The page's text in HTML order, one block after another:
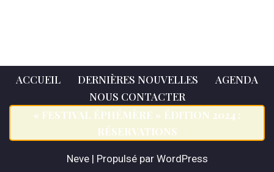
ACCUEIL DERNIÈRES NOUVELLES
AGENDA
NOUS CONTACTER
« FESTIVAL ÉPHÉMÈRE » ÉDITION 2024 :
RÉSERVATIONS
Neve| Propulsé par WordPress